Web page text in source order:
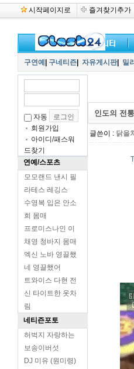
시작페이지로 즐겨찾기추가
구연예 구네티즌 자유게시판| 밀
자동
회원가입
아이디/패스워
드찾기
연예/스포츠
모모랜드 낸시 필
라테스 레깅스
수영복 입은 안소
희 몸매
프로미스나인 이
채영 청바지 몸매
엑신 노바 영끌했
네 영끌했어
트와이스 다현 전
신 타이트한 옷차
림
네티즌포토
허벅지 자랑하는
보송이버섯
DJ 미유 (원미령)
인도의 전
글쓴이 : 닭을